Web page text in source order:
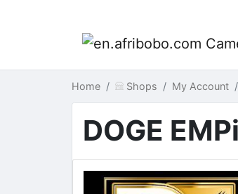
Home Shops My Account
DOGE